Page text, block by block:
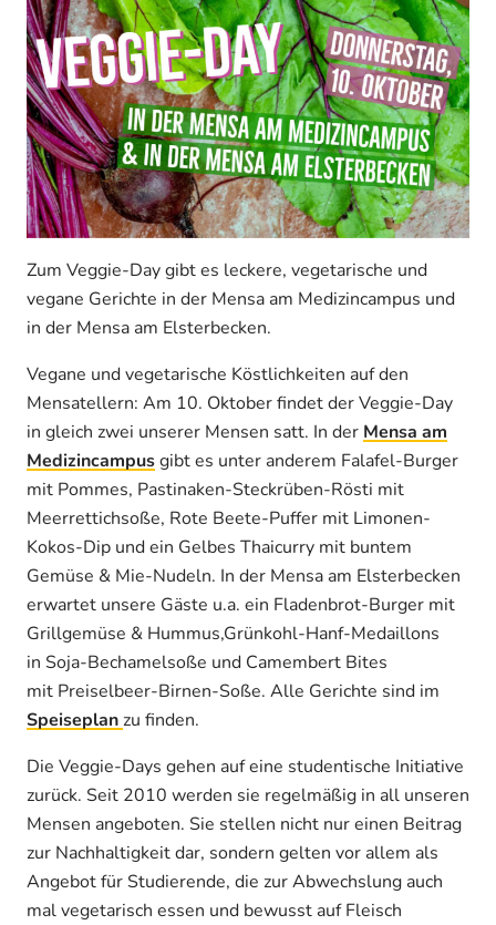
Zum Veggie-Day gibt es leckere, vegetarische und
vegane Gerichte in der Mensa am Medizincampus und
in der Mensa am Elsterbecken.
Vegane und vegetarische Köstlichkeiten auf den
Mensatellern: Am 10. Oktober findet der Veggie-Day
in gleich zwei unserer Mensen satt. In der Mensa am
Medizincampusgibt es unter anderem Falafel-Burger
mit Pommes, Pastinaken-Steckrüben-Rösti mit
Meerrettichsoße, Rote Beete-Puffer mit Limonen-
Kokos-Dip und ein Gelbes Thaicurry mit buntem
Gemüse & Mie-Nudeln. In der Mensa am Elsterbecken
erwartet unsere Gäste u.a. ein Fladenbrot-Burger mit
Grillgemüse & Hummus,Grünkohl-Hanf-Medaillons
in Soja-Bechamelsoße und Camembert Bites
mit Preiselbeer-Birnen-Soße. Alle Gerichte sind im
Speiseplanzu finden.
Die Veggie-Days gehen auf eine studentische Initiative
zurück. Seit 2010 werden sie regelmäßig in all unseren
Mensen angeboten. Sie stellen nicht nur einen Beitrag
zur Nachhaltigkeit dar, sondern gelten vor allem als
Angebot für Studierende, die zur Abwechslung auch
mal vegetarisch essen und bewusst auf Fleisch